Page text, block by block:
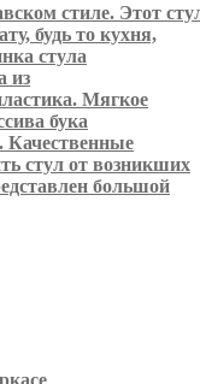
стиле. Этот
будь то кухня,
стула
из
Мягкое
бука
Качественные
стул от возникших
большой